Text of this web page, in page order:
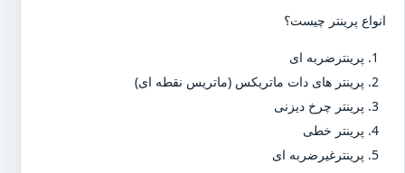
انواع پرینتر چیست؟
پرینترضربه ای
پرینتر های دات ماتریکس (ماتریس نقطه ای)
پرینتر چرخ دیزنی
پرینتر خطی
پرینترغیرضربه ای